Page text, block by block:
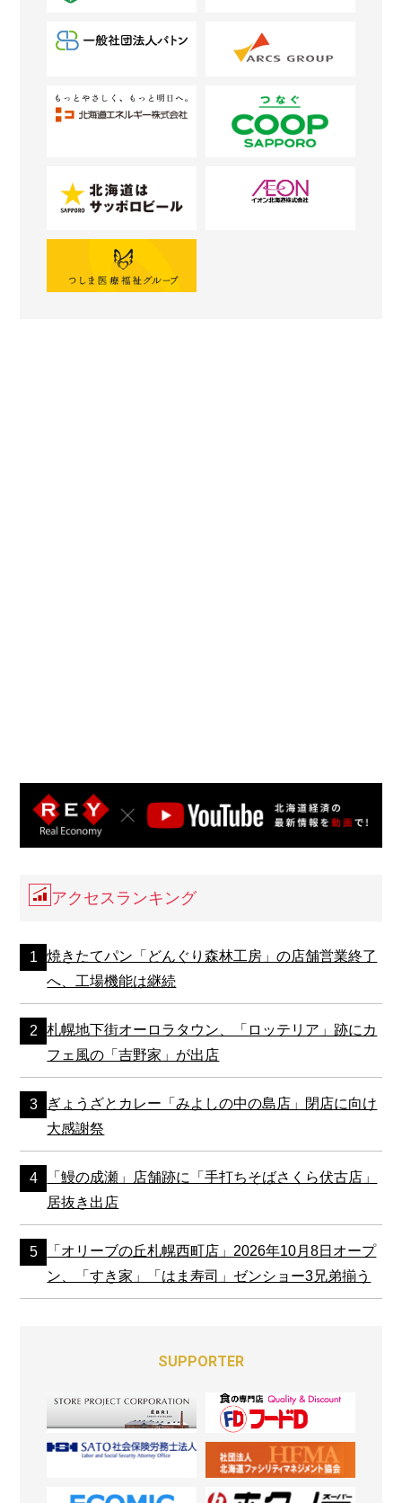
アクセスランキング
焼きたてパン「どんぐり森林工房」の店舗営業終了
へ、工場機能は継続
札幌地下街オーロラタウン、「ロッテリア」跡にカ
フェ風の「吉野家」が出店
ぎょうざとカレー「みよしの中の島店」閉店に向け
大感謝祭
「鰻の成瀬」店舗跡に「手打ちそばさくら伏古店」
居抜き出店
「オリーブの丘札幌西町店」2026年10月8日オープ
ン、「すき家」「はま寿司」ゼンショー3兄弟揃う
SUPPORTER